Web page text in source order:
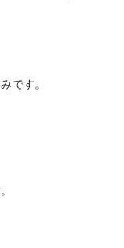
です。